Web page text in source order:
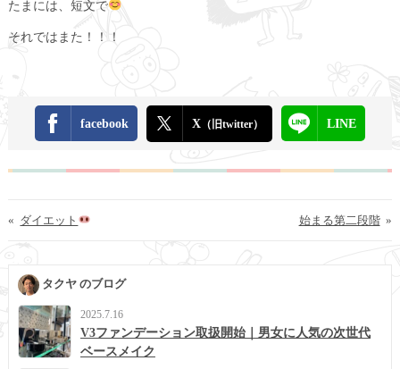
たまには、短文で
それではまた！！！
facebook X（旧twitter） LINE
« ダイエット »
始まる第二段階
タクヤ のブログ
2025.7.16
V3ファンデーション取扱開始｜男女に人気の次世代
ベースメイク